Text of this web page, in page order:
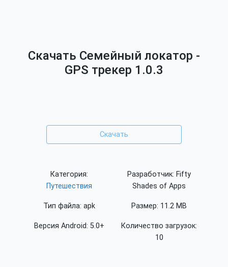
Скачать Семейный локатор -
GPS трекер 1.0.3
Скачать
Категория:
Путешествия
Тип файла: apk
Версия Android: 5.0+
Разработчик: Fifty
Shades of Apps
Размер: 11.2 MB
Количество загрузок:
10